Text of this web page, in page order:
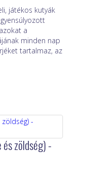
játékos kutyák
a
minden nap
tartalmaz, az
zöldség) -